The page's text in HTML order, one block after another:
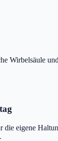
Wirbelsäule
die eigene